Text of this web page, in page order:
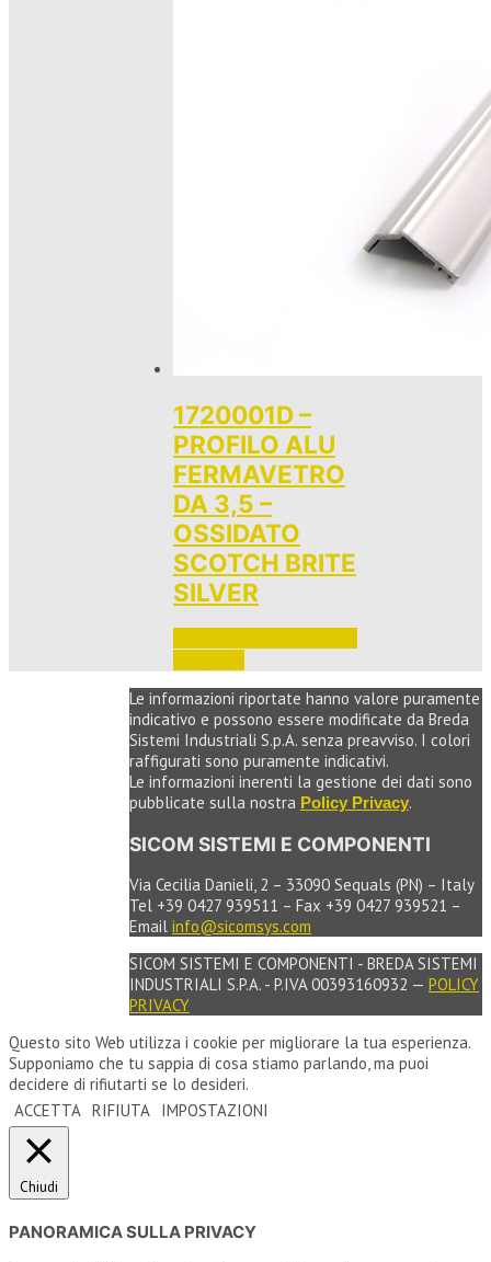
1720001D –
PROFILO ALU
FERMAVETRO
DA 3,5 –
OSSIDATO
SCOTCH BRITE
SILVER
Le informazioni riportate hanno valore puramente
indicativo e possono essere modificate da Breda
Sistemi Industriali S.p.A. senza preavviso. I colori
raffigurati sono puramente indicativi.
Le informazioni inerenti la gestione dei dati sono
pubblicate sulla nostra Policy Privacy.
SICOM SISTEMI E COMPONENTI
Via Cecilia Danieli, 2 – 33090 Sequals (PN) – Italy
Tel +39 0427 939511 – Fax +39 0427 939521 –
Email info@sicomsys.com
SICOM SISTEMI E COMPONENTI - BREDA SISTEMI
INDUSTRIALI S.P.A. - P.IVA 00393160932 — POLICY
PRIVACY
Questo sito Web utilizza i cookie per migliorare la tua esperienza.
Supponiamo che tu sappia di cosa stiamo parlando, ma puoi
decidere di rifiutarti se lo desideri.
ACCETTA RIFIUTA IMPOSTAZIONI
Chiudi
PANORAMICA SULLA PRIVACY